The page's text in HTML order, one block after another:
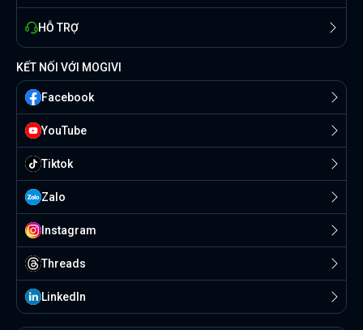
HỖ TRỢ
KẾT NỐI VỚI MOGIVI
Facebook
YouTube
Tiktok
Zalo
Instagram
Threads
Linkedln